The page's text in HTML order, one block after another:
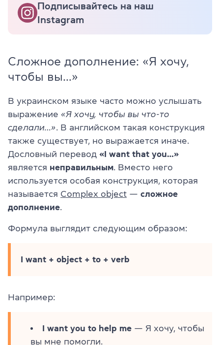
Подписывайтесь на наш
Instagram
Сложное дополнение: «Я хочу,
чтобы вы…»
В украинском языке часто можно услышать
выражение «Я хочу, чтобы вы что-то
сделали…» . В английском такая конструкция
также существует, но выражается иначе.
Дословный перевод «I want that you…»
является неправильным . Вместо него
используется особая конструкция, которая
называется Complex object — сложное
дополнение
Формула выглядит следующим образом:
I want + object + to + verb
Например:
I want you to help me — Я хочу, чтобы
вы мне помогли.